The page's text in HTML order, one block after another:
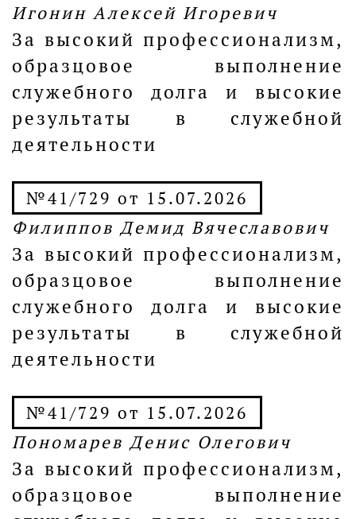
Игонин Алексей Игоревич
За высокий профессионализм,
образцовое выполнение
служебного долга и высокие
результаты в служебной
деятельности
№41/729 от 15.07.2026
Филиппов Демид Вячеславович
За высокий профессионализм,
образцовое выполнение
служебного долга и высокие
результаты в служебной
деятельности
№41/729 от 15.07.2026
Пономарев Денис Олегович
За высокий профессионализм,
образцовое выполнение